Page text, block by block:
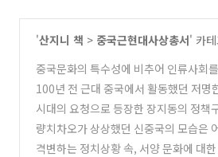
'산지니 책 > 중국근현대사상총서' 카
중국문화의 특수성에 비추어 인류사회
다__『중국문화요의(中國文化要義)』
100년 전 근대 중국에서 활동했던 저명
자, 류스페이의 사상을 엮다_『류스페
집(劉師培 思想選集)』 (3)
시대의 요청으로 등장한 장지동의 정책
『권학편』
(0)
량치차오가 상상했던 신중국의 모습은
실현되었나 _ 『신중국 미래기』 (1)
격변하는 정치상황 속, 서양 문화에 대